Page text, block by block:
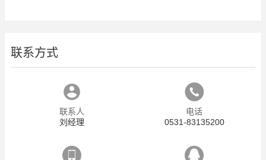
联系方式
联系人
刘经理
电话
0531-83135200